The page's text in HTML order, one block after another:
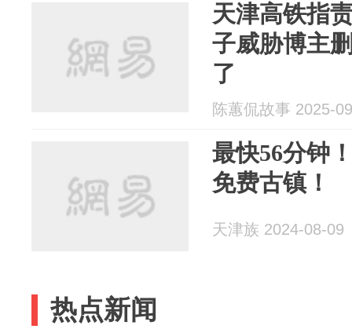
天津高铁指
子威胁博主
了
陈蕙侃故事 2025-
最快56分钟
免费古镇！
天津族 2024-08-09
热点新闻